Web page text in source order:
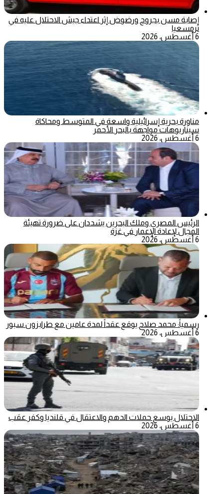
إصابة مسن بجروح ورضوض إثر اعتداء جيش الاحتلال عليه في
ترمسعيا
6 أغسطس، 2026
مناورة بحرية إسرائيلية واسعة في المتوسط ومحاكاة
سيناريوهات مواجهة بالبحر الأحمر
6 أغسطس، 2026
الرئيس المصري وملك البحرين يشددان على ضرورة تهيئة
المجال لإعادة الإعمار في غزة
6 أغسطس، 2026
رسمياً: محمد صلاح يوقع عقداً لمدة عامين مع طرابزون سبور
6 أغسطس، 2026
الاحتلال يوسع حملات الدهم والاعتقال في قلنديا وكفر عقب
6 أغسطس، 2026